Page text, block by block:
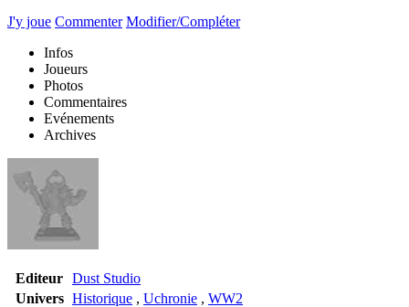
J'y joue Commenter Modifier/Compléter
Infos
Joueurs
Photos
Commentaires
Evénements
Archives
Editeur Dust Studio
Univers Historique , Uchronie , WW2